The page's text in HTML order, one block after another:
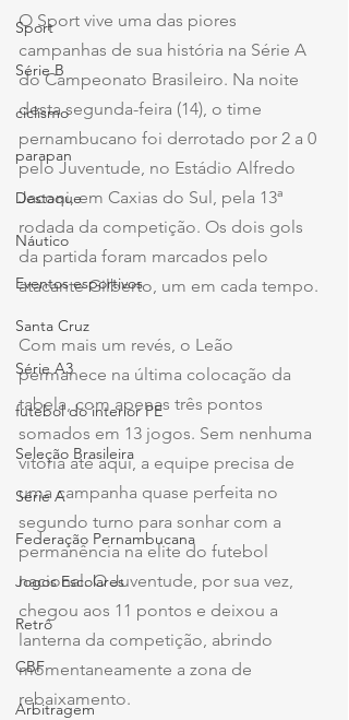
Sport
Série B
ciclismo
parapan
Destaque
Náutico
Eventos esportivos
Santa Cruz
Série A3
futebol do interior PE
Seleção Brasileira
Série A
Federação Pernambucana
Jogos Escolares
Retrô
CBF
Arbitragem
O Sport vive uma das piores
campanhas de sua história na Série A
do Campeonato Brasileiro. Na noite
desta segunda-feira (14), o time
pernambucano foi derrotado por 2 a 0
pelo Juventude, no Estádio Alfredo
Jaconi, em Caxias do Sul, pela 13ª
rodada da competição. Os dois gols
da partida foram marcados pelo
atacante Gilberto, um em cada tempo.
Com mais um revés, o Leão
permanece na última colocação da
tabela, com apenas três pontos
somados em 13 jogos. Sem nenhuma
vitória até aqui, a equipe precisa de
uma campanha quase perfeita no
segundo turno para sonhar com a
permanência na elite do futebol
nacional. O Juventude, por sua vez,
chegou aos 11 pontos e deixou a
lanterna da competição, abrindo
momentaneamente a zona de
rebaixamento.